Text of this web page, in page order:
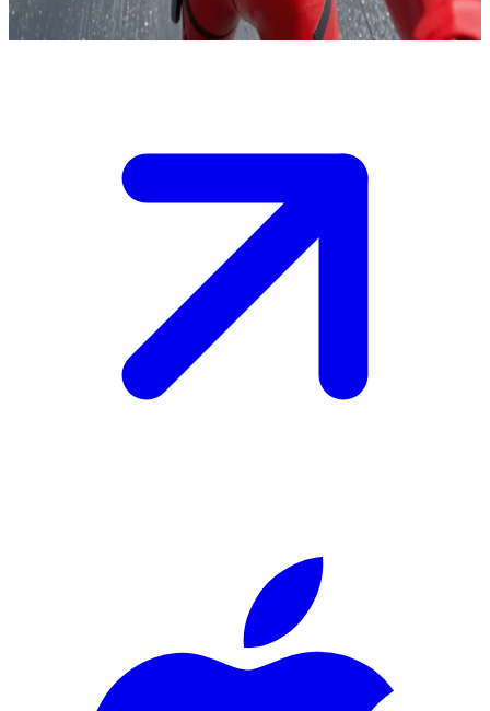
Show more